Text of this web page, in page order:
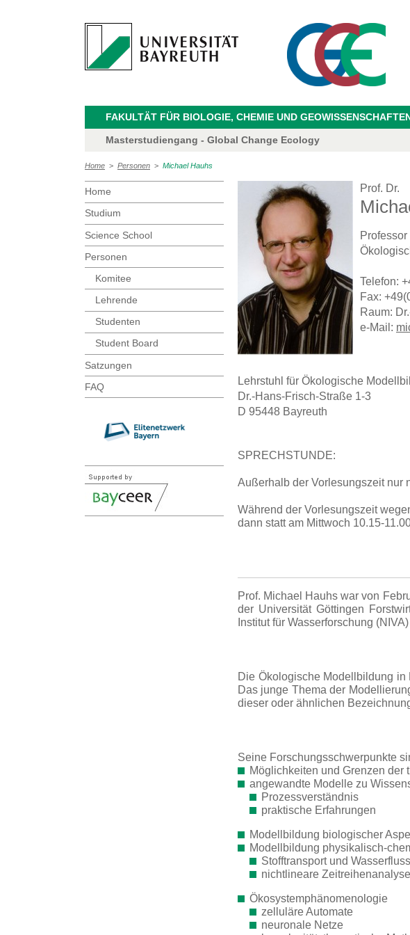
FAKULTÄT FÜR BIOLOGIE, CHEMIE UND
Masterstudiengang - Global Change Ecology
Home > Personen > Michael Hauhs
Home
Studium
Science School
Personen
Komitee
Lehrende
Studenten
Student Board
Satzungen
FAQ
Prof. Dr.
Professor
Telefon:
Fax:
Raum:
e-Mail:
Lehrstuhl für Ökologische
Dr.-Hans-Frisch-Straße 1-3
D 95448 Bayreuth
SPRECHSTUNDE:
Außerhalb der Vorlesungszeit nur
Während der Vorlesungszeit
dann statt am Mittwoch 10.15-
Prof. Michael Hauhs war von
der Universität Göttingen
Institut für Wasserforschung
Die Ökologische Modellbildung
Das junge Thema der
dieser oder ähnlichen
Seine Forschungsschwerpunkte
Möglichkeiten und Grenzen der
angewandte Modelle zu
Prozessverständnis
praktische Erfahrungen
Modellbildung biologischer
Modellbildung physikalisch-
Stofftransport und
nichtlineare Zeitreihenanalyse
Ökosystemphänomenologie
zelluläre Automate
neuronale Netze